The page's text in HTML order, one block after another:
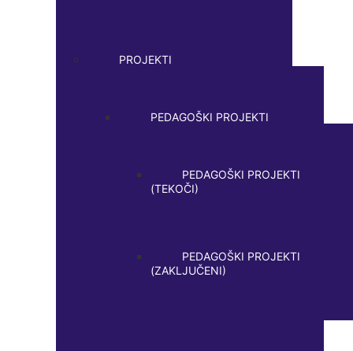
PROJEKTI
PEDAGOŠKI PROJEKTI
PEDAGOŠKI PROJEKTI
(TEKOČI)
PEDAGOŠKI PROJEKTI
(ZAKLJUČENI)